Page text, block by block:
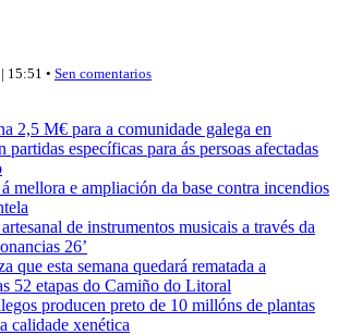
15:51 • Sen comentarios
2,5 M€ para a comunidade galega en
partidas específicas para ás persoas afectadas
mellora e ampliación da base contra incendios
de instrumentos musicais a través da
26’
que esta semana quedará rematada a
52 etapas do Camiño do Litoral
producen preto de 10 millóns de plantas
calidade xenética